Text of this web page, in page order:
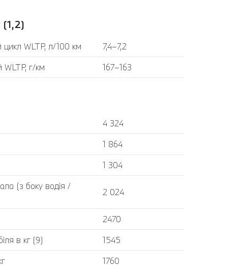
WLTP, л/100 км
7,4–7,2
WLTP, г/км
167–163
4 324
1 864
1 304
(з боку водія /
2 024
2470
в кг (9)
1545
1760